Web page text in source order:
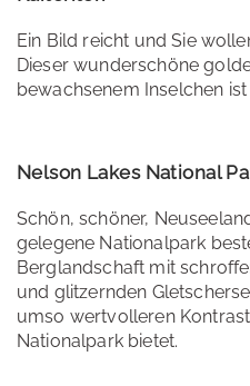
Ein Bild reicht und Sie
Dieser wunderschöne
bewachsenem Inselchen
Nelson Lakes National
Schön, schöner,
gelegene Nationalpark
Berglandschaft mit
und glitzernden
umso wertvolleren
Nationalpark bietet.